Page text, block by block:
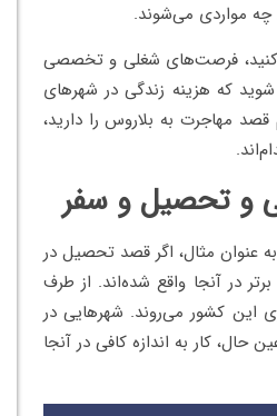
مواردی می‌شوند.
فرصت‌های شغلی و تخصصی
شوید که هزینه زندگی در شهرهای
مهاجرت به بلاروس را دارید،
و تحصیل و سفر
عنوان مثال، اگر قصد تحصیل در
در آنجا واقع شده‌اند. از طرف
این کشور می‌روند. شهرهایی در
کار به اندازه کافی در آنجا